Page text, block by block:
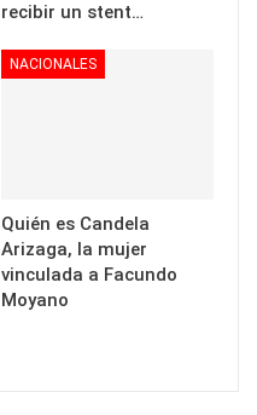
recibir un stent…
NACIONALES
Quién es Candela
Arizaga, la mujer
vinculada a Facundo
Moyano